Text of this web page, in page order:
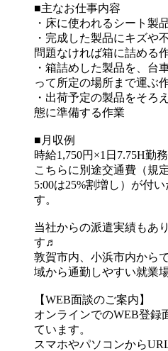
■主なお仕事内容
・床に使われるシート製
・完成した製品にキズや
問題なければ箱に詰める
・箱詰めした製品を、台
って所定の場所まで運ぶ
・出荷予定の製品をそろ
態に準備する作業
■月収例
時給1,750円×1日7.75H勤
こちらに別途交通費（規
5:00は25%割増し）が付
す。
当社からの派遣実績もあ
す♬
敦賀市内、小浜市内から
域から通勤しやすい就業
【WEB面談のご案内】
オンラインでのWEB登録
ています。
スマホやパソコンから